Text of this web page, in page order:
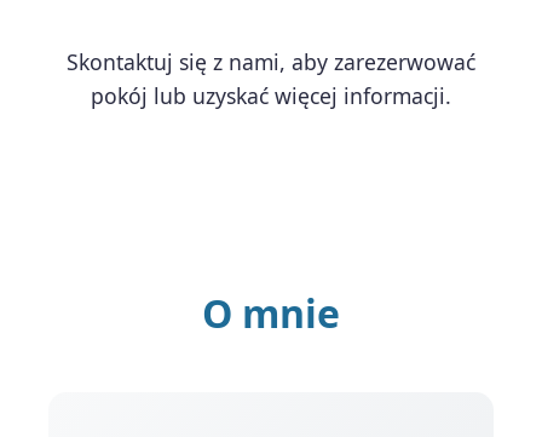
Skontaktuj się z nami, aby zarezerwować
pokój lub uzyskać więcej informacji.
O mnie